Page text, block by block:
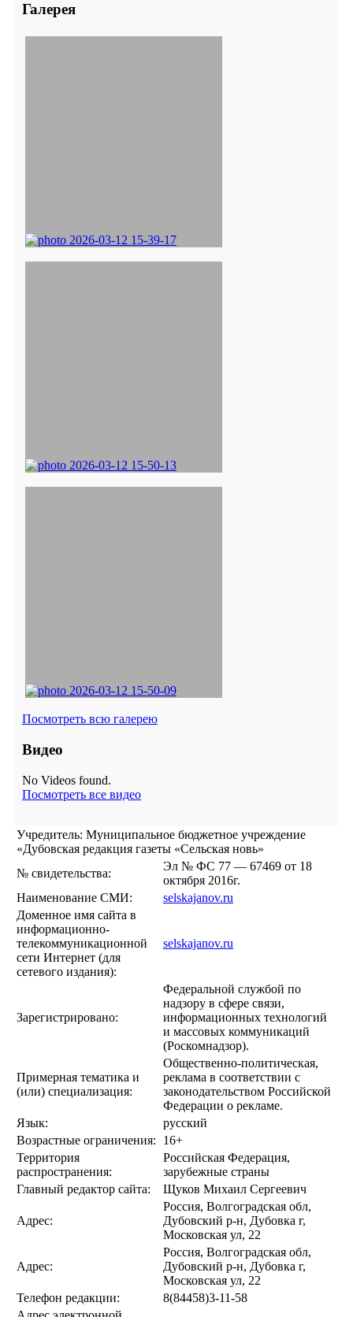
Галерея
Посмотреть всю галерею
Видео
No Videos found.
Посмотреть все видео
Учредитель: Муниципальное бюджетное учреждение
«Дубовская редакция газеты «Сельская новь»
№ свидетельства:
Эл № ФС 77 — 67469 от 18
октября 2016г.
Наименование СМИ:
selskajanov.ru
Доменное имя сайта в
информационно-
телекоммуникационной
сети Интернет (для
сетевого издания):
selskajanov.ru
Зарегистрировано:
Федеральной службой по
надзору в сфере связи,
информационных технологий
и массовых коммуникаций
(Роскомнадзор).
Примерная тематика и
(или) специализация:
Общественно-политическая,
реклама в соответствии с
законодательством Российской
Федерации о рекламе.
Язык:
русский
Возрастные ограничения:
16+
Территория
распространения:
Российская Федерация,
зарубежные страны
Главный редактор сайта:
Щуков Михаил Сергеевич
Адрес:
Россия, Волгоградская обл,
Дубовский р-н, Дубовка г,
Московская ул, 22
Адрес:
Россия, Волгоградская обл,
Дубовский р-н, Дубовка г,
Московская ул, 22
Телефон редакции:
8(84458)3-11-58